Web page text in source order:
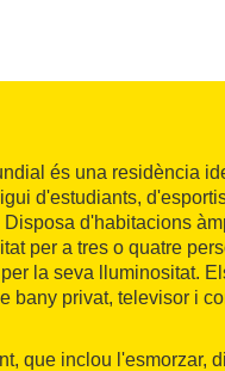
és una residència
d'estudiants,
Disposa d'habitacions
per a tres o quatre
la seva lluminositat.
bany privat, televisor i
que inclou l'esmorzar,